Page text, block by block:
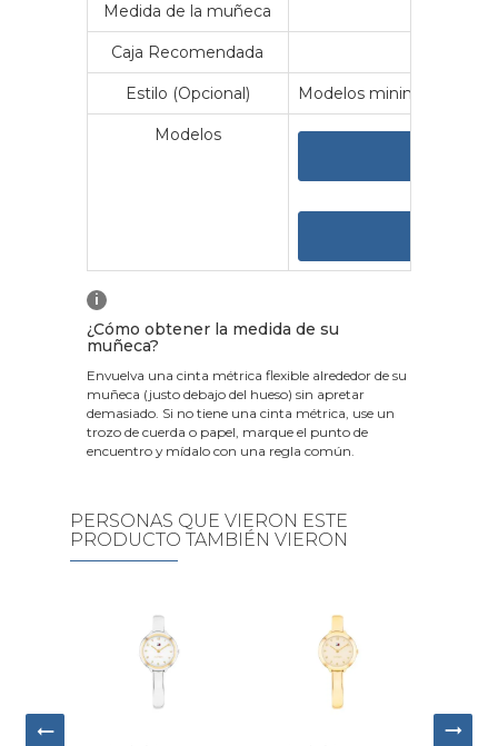
Medida de la muñeca
Caja Recomendada
Estilo (Opcional) Modelos minimalistas y
Modelos
i
¿Cómo obtener la medida de su
muñeca?
Envuelva una cinta métrica flexible alrededor de su
muñeca (justo debajo del hueso) sin apretar
demasiado. Si no tiene una cinta métrica, use un
trozo de cuerda o papel, marque el punto de
encuentro y mídalo con una regla común.
PERSONAS QUE VIERON ESTE
PRODUCTO TAMBIÉN VIERON